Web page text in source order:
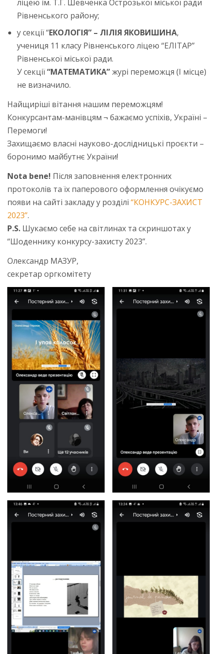
ліцею ім. Т.Г. Шевченка Острозької міської ради
Рівненського району;
у секції “ЕКОЛОГІЯ” – ЛІЛІЯ ЯКОВИШИНА,
учениця 11 класу Рівненського ліцею “ЕЛІТАР”
Рівненської міської ради.
У секції“МАТЕМАТИКА”журі переможця (І місце)
не визначило.
Найщиріші вітання нашим переможцям!
Конкурсантам-манівцям ¬ бажаємо успіхів, Україні –
Перемоги!
Захищаємо власні науково-дослідницькі проєкти –
боронимо майбутнє України!
Nota bene! Після заповнення електронних
протоколів та їх паперового оформлення очікуємо
появи на сайті закладу у розділі “КОНКУРС-ЗАХИСТ
2023”.
P.S. Шукаємо себе на світлинах та скриншотах у
“Шоденнику конкурсу-захисту 2023”.
Олександр МАЗУР,
секретар оргкомітету